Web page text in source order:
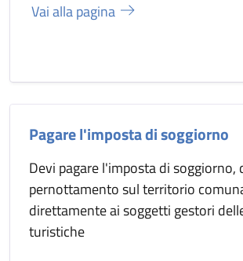
Vai alla pagina
Pagare l'imposta di soggiorno
Devi pagare l'imposta di soggiorno,
pernottamento sul territorio
direttamente ai soggetti gestori
turistiche